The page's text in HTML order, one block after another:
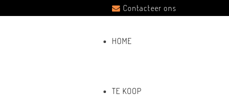
Contacteer ons
HOME
TE KOOP